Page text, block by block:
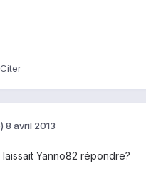
Citer
8 avril 2013
laissait Yanno82 répondre?